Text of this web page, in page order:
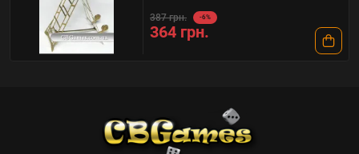
387 грн. -6%
364 грн.